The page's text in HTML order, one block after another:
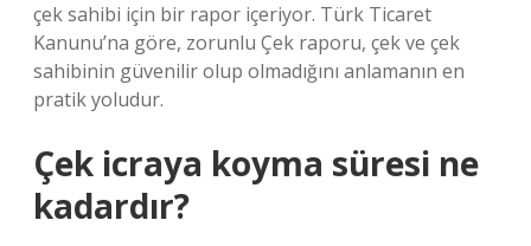
çek sahibi için bir rapor içeriyor. Türk Ticaret
Kanunu’na göre, zorunlu Çek raporu, çek ve çek
sahibinin güvenilir olup olmadığını anlamanın en
pratik yoludur.
Çek icraya koyma süresi ne
kadardır?